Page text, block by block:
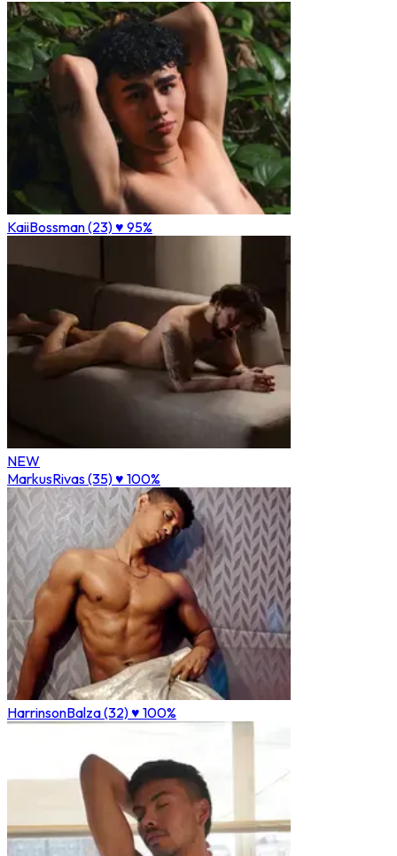
KaiiBossman (23)♥ 95%
NEW
MarkusRivas (35)♥ 100%
HarrinsonBalza (32)♥ 100%